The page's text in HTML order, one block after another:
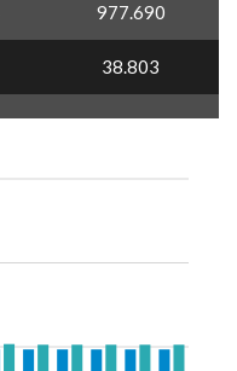
977.690
38.803